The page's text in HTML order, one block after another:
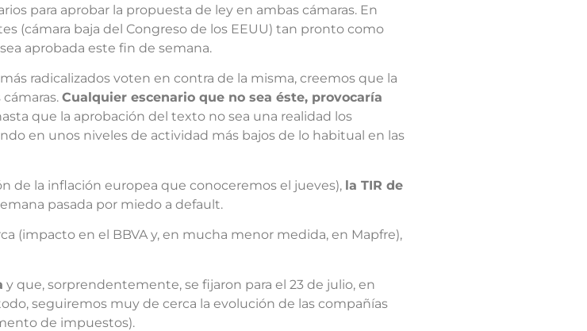
para aprobar la propuesta de ley en ambas cámaras. En
(cámara baja del Congreso de los EEUU) tan pronto como
aprobada este fin de semana.
radicalizados voten en contra de la misma, creemos que la
Cualquier escenario que no sea éste, provocaría
que la aprobación del texto no sea una realidad los
en unos niveles de actividad más bajos de lo habitual en las
de la inflación europea que conoceremos el jueves), la TIR de
pasada por miedo a default.
(impacto en el BBVA y, en mucha menor medida, en Mapfre),
y que, sorprendentemente, se fijaron para el 23 de julio, en
seguiremos muy de cerca la evolución de las compañías
de impuestos).